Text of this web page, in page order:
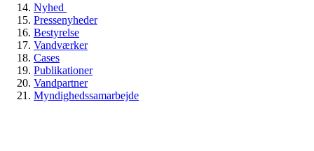
Nyhed
Pressenyheder
Bestyrelse
Vandværker
Cases
Publikationer
Vandpartner
Myndighedssamarbejde